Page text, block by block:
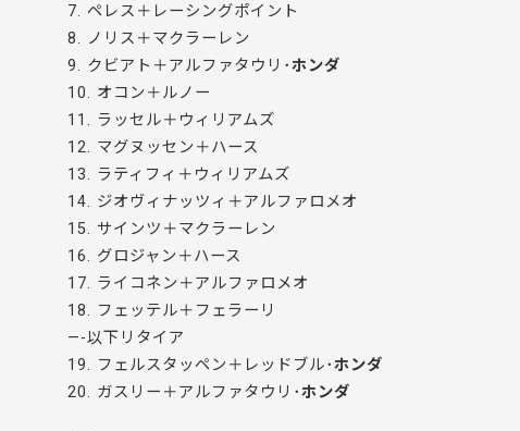
7. ペレス＋レーシングポイント
8. ノリス＋マクラーレン
9. クビアト＋アルファタウリ･ホンダ
10. オコン＋ルノー
11. ラッセル＋ウィリアムズ
12. マグヌッセン＋ハース
13. ラティフィ＋ウィリアムズ
14. ジオヴィナッツィ＋アルファロメオ
15. サインツ＋マクラーレン
16. グロジャン＋ハース
17. ライコネン＋アルファロメオ
18. フェッテル＋フェラーリ
—-以下リタイア
19. フェルスタッペン＋レッドブル･ホンダ
20. ガスリー＋アルファタウリ･ホンダ